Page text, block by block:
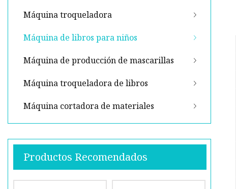
Máquina troqueladora
Máquina de libros para niños
Máquina de producción de mascarillas
Máquina troqueladora de libros
Máquina cortadora de materiales
Productos Recomendados